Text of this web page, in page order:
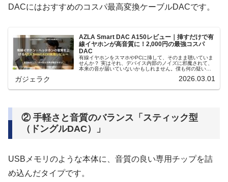
DACにはおすすめのコスパ最高変換ケーブルDACです。
AZLA Smart DAC A150レビュー｜挿すだけで有
線イヤホンが高音質に！2,000円の最強コスパ
DAC
有線イヤホンをスマホやPCに挿して、そのまま聴いていま
せんか？ 実はそれ、デバイス内部のノイズに邪魔されて、
本来の音が届いていないかもしれません。僕も何の疑いも
ガジェラク 2026.03.01
② 手軽さと音質のバランス「スティック型
（ドングルDAC）」
USBメモリのような本体に、音質の良い専用チップを詰
め込んだタイプです。